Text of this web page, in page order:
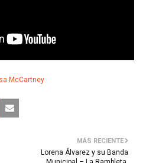
McCartney
MÁS RECIENTE
Lorena Álvarez y su Banda